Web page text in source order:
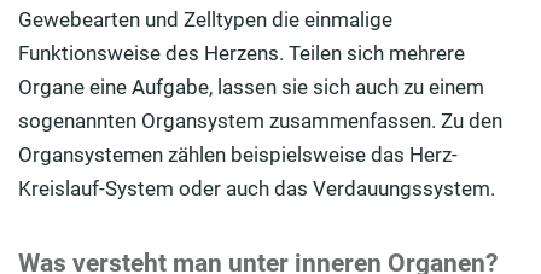
Gewebearten und Zelltypen die einmalige
Funktionsweise des Herzens. Teilen sich mehrere
Organe eine Aufgabe, lassen sie sich auch zu einem
sogenannten Organsystem zusammenfassen. Zu den
Organsystemen zählen beispielsweise das Herz-
Kreislauf-System oder auch das Verdauungssystem.
Was versteht man unter inneren Organen?